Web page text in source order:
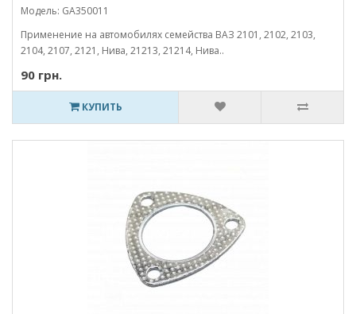
Модель: GA350011
Применение на автомобилях семейства ВАЗ 2101, 2102, 2103,
2104, 2107, 2121, Нива, 21213, 21214, Нива..
90 грн.
КУПИТЬ